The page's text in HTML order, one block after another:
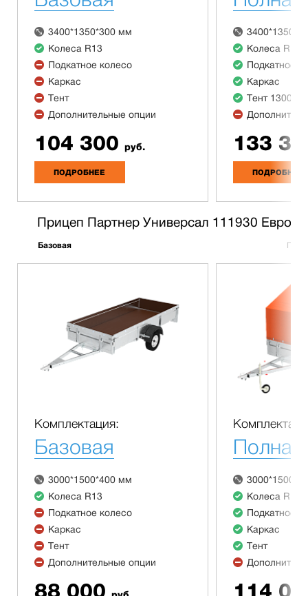
3400*1350*300 мм
Колеса R13
Подкатное колесо
Каркас
Тент
Дополнительные опции
104 300 руб.
ПОДРОБНЕЕ
Колеса R13
Подкатное
Каркас
Тент 1300 мм
133
ПОДРОБНЕЕ
Прицеп Партнер Универсал 111930 Евро
Базовая
Комплектация:
Базовая
3000*1500*400 мм
Колеса R13
Подкатное колесо
Каркас
Тент
Дополнительные опции
88 000
Полная
Колеса R13
Подкатное
Каркас
Тент
114